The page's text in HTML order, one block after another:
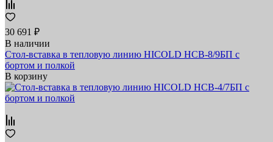
30 691 ₽
В наличии
Стол-вставка в тепловую линию HICOLD НСВ-8/9БП с
бортом и полкой
В корзину